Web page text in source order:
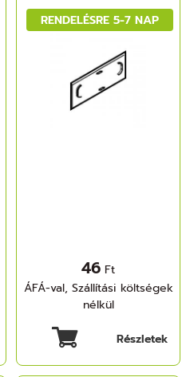
RENDELÉSRE 5-7 NAP
46 Ft
ÁFÁ-val, Szállítási költségek
nélkül
Részletek